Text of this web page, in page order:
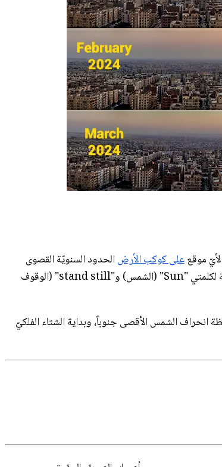
على كوكب الأرضالحدود السنويّة القصوى
. الكلمة المرادفة لانقلاب الشمس في الإنگليزية "solstice" تأتي من اللاتينيّة لكلمتي "Sun" (الشمس) و"stand still" (الوقوف